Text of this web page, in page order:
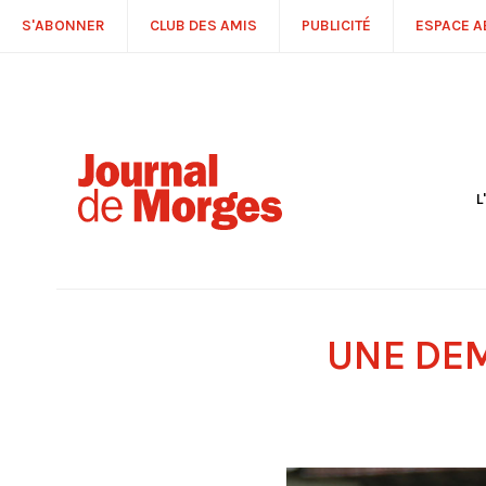
S'ABONNER CLUB DES AMIS PUBLICITÉ ESPACE
UNE